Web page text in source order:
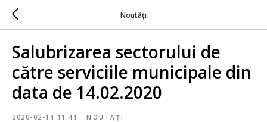
Noutăți
Salubrizarea sectorului de
către serviciile municipale din
data de 14.02.2020
2020-02-14 11:41 NOUTAȚI